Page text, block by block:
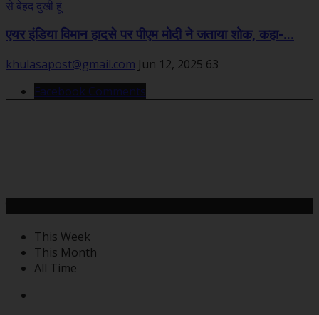
एयर इंडिया विमान हादसे पर पीएम मोदी ने जताया शोक, कहा-...
khulasapost@gmail.com Jun 12, 2025 63
Facebook Comments
This Week
This Month
All Time